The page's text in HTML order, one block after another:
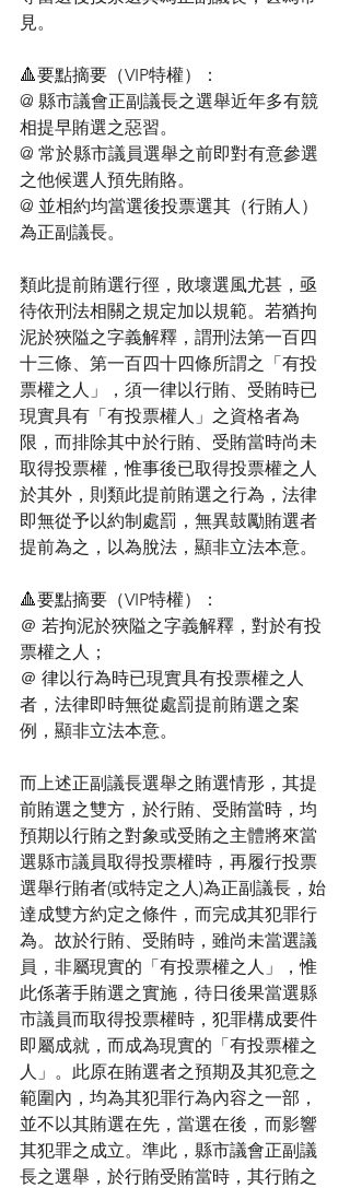
見。
🔺要點摘要（VIP特權）：
@ 縣市議會正副議長之選舉近年多有競
相提早賄選之惡習。
@ 常於縣市議員選舉之前即對有意參選
之他候選人預先賄賂。
@ 並相約均當選後投票選其（行賄人）
為正副議長。
類此提前賄選行徑，敗壞選風尤甚，亟
待依刑法相關之規定加以規範。若猶拘
泥於狹隘之字義解釋，謂刑法第一百四
十三條、第一百四十四條所謂之「有投
票權之人」，須一律以行賄、受賄時已
現實具有「有投票權人」之資格者為
限，而排除其中於行賄、受賄當時尚未
取得投票權，惟事後已取得投票權之人
於其外，則類此提前賄選之行為，法律
即無從予以約制處罰，無異鼓勵賄選者
提前為之，以為脫法，顯非立法本意。
🔺要點摘要（VIP特權）：
＠ 若拘泥於狹隘之字義解釋，對於有投
票權之人；
＠ 律以行為時已現實具有投票權之人
者，法律即時無從處罰提前賄選之案
例，顯非立法本意。
而上述正副議長選舉之賄選情形，其提
前賄選之雙方，於行賄、受賄當時，均
預期以行賄之對象或受賄之主體將來當
選縣市議員取得投票權時，再履行投票
選舉行賄者(或特定之人)為正副議長，始
達成雙方約定之條件，而完成其犯罪行
為。故於行賄、受賄時，雖尚未當選議
員，非屬現實的「有投票權之人」，惟
此係著手賄選之實施，待日後果當選縣
市議員而取得投票權時，犯罪構成要件
即屬成就，而成為現實的「有投票權之
人」。此原在賄選者之預期及其犯意之
範圍內，均為其犯罪行為內容之一部，
並不以其賄選在先，當選在後，而影響
其犯罪之成立。準此，縣市議會正副議
長之選舉，於行賄受賄當時，其行賄之